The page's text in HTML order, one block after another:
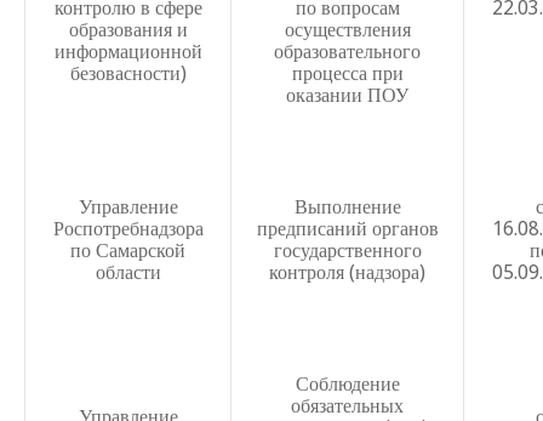
Пасспорт программы Нулевой травматизм
Программа Муниципального бюджетного
Приказ № 40-од от 30.01.2017 Об утверждении
контролю в сфере
образования и
информационной
безовасности)
по вопросам
осуществления
образовательного
процесса при
оказании ПОУ
Управление
Роспотребнадзора
по Самарской
области
Выполнение
предписаний органов
государственного
контроля (надзора)
с
Соблюдение
обязательных